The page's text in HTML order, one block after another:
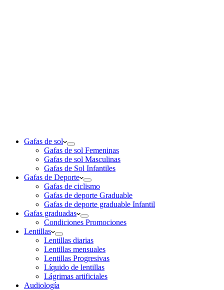
Gafas de sol
Gafas de sol Femeninas
Gafas de sol Masculinas
Gafas de Sol Infantiles
Gafas de Deporte
Gafas de ciclismo
Gafas de deporte Graduable
Gafas de deporte graduable Infantil
Gafas graduadas
Condiciones Promociones
Lentillas
Lentillas diarias
Lentillas mensuales
Lentillas Progresivas
Líquido de lentillas
Lágrimas artificiales
Audiología